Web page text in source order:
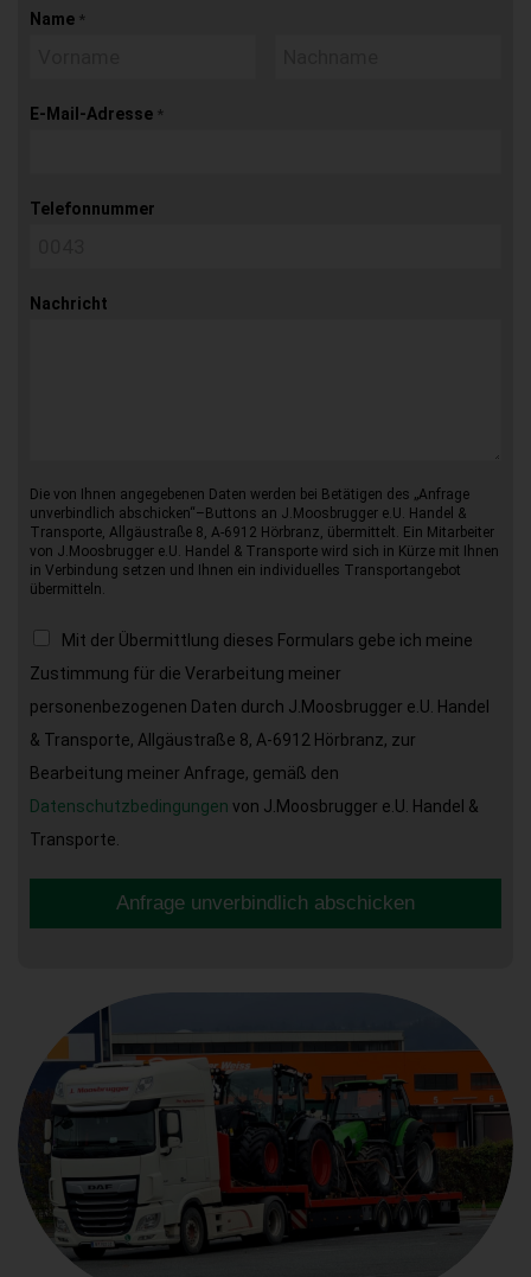
Name *
E-Mail-Adresse *
Telefonnummer
Nachricht
Die von Ihnen angegebenen Daten werden bei Betätigen des „Anfrage
unverbindlich abschicken“–Buttons an J.Moosbrugger e.U. Handel &
Transporte, Allgäustraße 8, A-6912 Hörbranz, übermittelt. Ein Mitarbeiter
von J.Moosbrugger e.U. Handel & Transporte wird sich in Kürze mit Ihnen
in Verbindung setzen und Ihnen ein individuelles Transportangebot
übermitteln.
Mit der Übermittlung dieses Formulars gebe ich meine
Zustimmung für die Verarbeitung meiner
personenbezogenen Daten durch J.Moosbrugger e.U. Handel
& Transporte, Allgäustraße 8, A-6912 Hörbranz, zur
Bearbeitung meiner Anfrage, gemäß den
Datenschutzbedingungen von J.Moosbrugger e.U. Handel &
Transporte.
Anfrage unverbindlich abschicken